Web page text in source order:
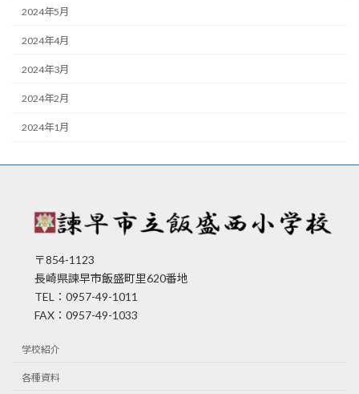
2024年5月
2024年4月
2024年3月
2024年2月
2024年1月
〒854-1123
長崎県諫早市飯盛町里620番地
TEL：0957-49-1011
FAX：0957-49-1033
学校紹介
各種資料